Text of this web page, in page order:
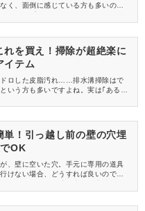
く、面倒に感じている方も多いので
のお掃除チャンネル」の動画から、
れを買え！掃除が超絶楽に
イテム
ロした皮脂汚れ……排水溝掃除はで
いう方も多いですよね。実は｢あるア
ほしい、排水溝掃除が楽になる銅製
単！引っ越し前の壁の穴埋
OK
、壁に空いた穴。手元に専用の道具
けない場合、どうすれば良いのでし
たので、ご自宅の壁の穴埋めにお困